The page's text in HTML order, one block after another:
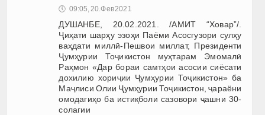
🕔 09:05, 20.Фев 2021
ДУШАНБЕ, 20.02.2021. /АМИТ “Ховар”/.
Ҷиҳати шарҳу эзоҳи Паёми Асосгузори сулҳу
ваҳдати миллӣ-Пешвои миллат, Президенти
Ҷумҳурии Тоҷикистон муҳтарам Эмомалӣ
Раҳмон «Дар бораи самтҳои асосии сиёсати
дохилию хориҷии Ҷумҳурии Тоҷикистон» ба
Маҷлиси Олии Ҷумҳурии Тоҷикистон, ҷараёни
омодагиҳо ба истиқболи сазовори ҷашни 30-
солагии